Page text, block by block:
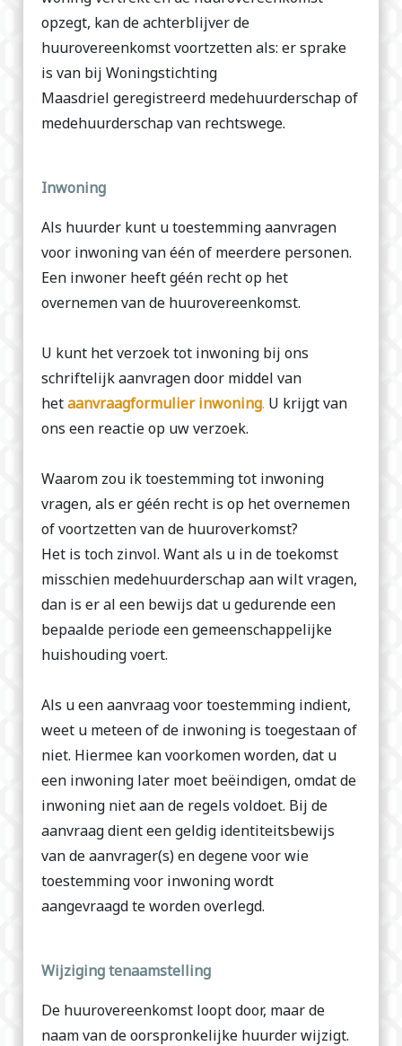
opzegt, kan de achterblijver de
huurovereenkomst voortzetten als: er sprake
is van bij Woningstichting
Maasdriel geregistreerd medehuurderschap of
medehuurderschap van rechtswege.
Inwoning
Als huurder kunt u toestemming aanvragen
voor inwoning van één of meerdere personen.
Een inwoner heeft géén recht op het
overnemen van de huurovereenkomst.
U kunt het verzoek tot inwoning bij ons
schriftelijk aanvragen door middel van
hetaanvraagformulier inwoning. U krijgt van
ons een reactie op uw verzoek.
Waarom zou ik toestemming tot inwoning
vragen, als er géén recht is op het overnemen
of voortzetten van de huuroverkomst?
Het is toch zinvol. Want als u in de toekomst
misschien medehuurderschap aan wilt vragen,
dan is er al een bewijs dat u gedurende een
bepaalde periode een gemeenschappelijke
huishouding voert.
Als u een aanvraag voor toestemming indient,
weet u meteen of de inwoning is toegestaan of
niet. Hiermee kan voorkomen worden, dat u
een inwoning later moet beëindigen, omdat de
inwoning niet aan de regels voldoet. Bij de
aanvraag dient een geldig identiteitsbewijs
van de aanvrager(s) en degene voor wie
toestemming voor inwoning wordt
aangevraagd te worden overlegd.
Wijziging tenaamstelling
De huurovereenkomst loopt door, maar de
naam van de oorspronkelijke huurder wijzigt.